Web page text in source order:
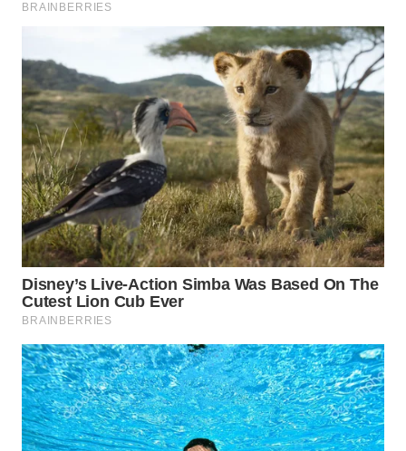
WN
DAIRI
WN
DANAU
TOBA
WN
NIAS
WN
WN
TAPANULI
SELATAN